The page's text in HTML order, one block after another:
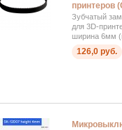
принтеров
Зубчатый
для 3D-
ширина 6мм
126,0 руб.